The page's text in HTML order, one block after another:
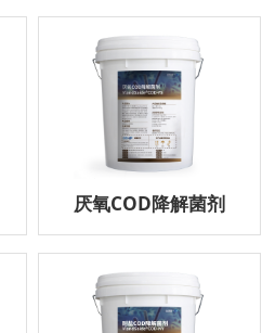
厌氧COD降解菌剂